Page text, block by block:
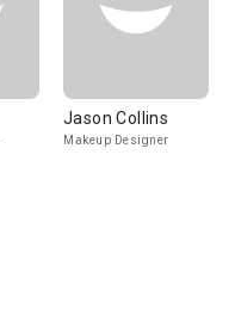
Jason Collins
Makeup Designer